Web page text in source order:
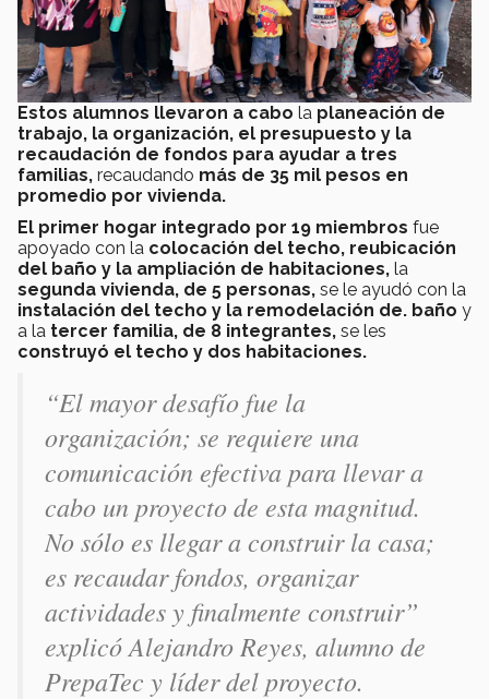
Estos alumnos llevaron a cabo la planeación de
trabajo, la organización, el presupuesto y la
recaudación de fondos para ayudar a tres
familias, recaudando más de 35 mil pesos en
promedio por vivienda.
El primer hogar integrado por 19 miembros fue
apoyado con la colocación del techo, reubicación
del baño y la ampliación de habitaciones, la
segunda vivienda, de 5 personas, se le ayudó con la
instalación del techo y la remodelación de. baño y
a la tercer familia, de 8 integrantes, se les
construyó el techo y dos habitaciones.
“El mayor desafío fue la
organización; se requiere una
comunicación efectiva para llevar a
cabo un proyecto de esta magnitud.
No sólo es llegar a construir la casa;
es recaudar fondos, organizar
actividades y finalmente construir”
explicó Alejandro Reyes, alumno de
PrepaTec y líder del proyecto.